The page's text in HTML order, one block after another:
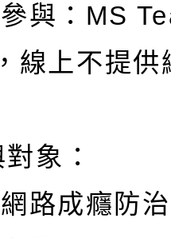
與：MS
線上不提
象：
路成癮防治